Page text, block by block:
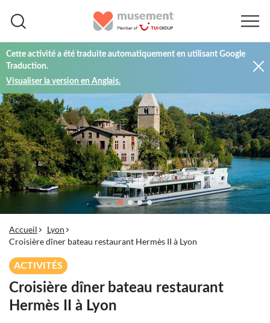
Cette activité a été traduite automatiquement en utilisant Google
Traduction.
Visualiser la version en Anglais.
Accueil
Lyon
Croisière dîner bateau restaurant Hermès II à Lyon
ACTIVITÉS
Croisière dîner bateau restaurant
Hermès II à Lyon